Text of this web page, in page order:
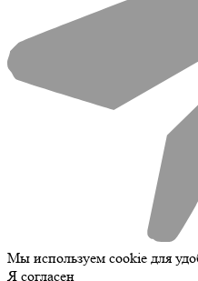
Мы используем cookie для
Я согласен